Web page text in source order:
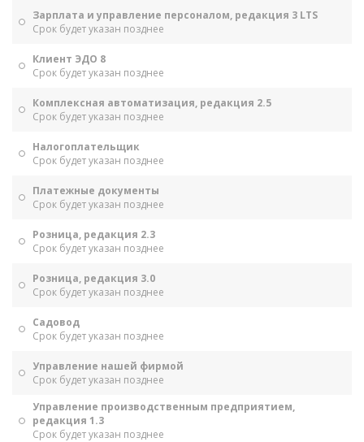
Зарплата и управление персоналом, редакция 3 LTS
Срок будет указан позднее
Клиент ЭДО 8
Срок будет указан позднее
Комплексная автоматизация, редакция 2.5
Срок будет указан позднее
Налогоплательщик
Срок будет указан позднее
Платежные документы
Срок будет указан позднее
Розница, редакция 2.3
Срок будет указан позднее
Розница, редакция 3.0
Срок будет указан позднее
Садовод
Срок будет указан позднее
Управление нашей фирмой
Срок будет указан позднее
Управление производственным предприятием,
редакция 1.3
Срок будет указан позднее